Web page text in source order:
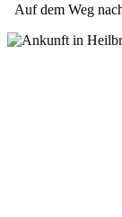
Auf dem Weg